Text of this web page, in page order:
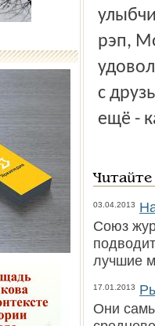
рэп,
с
ещё -
03.04.2013
Союз
лучшие
17.01.2013
Они